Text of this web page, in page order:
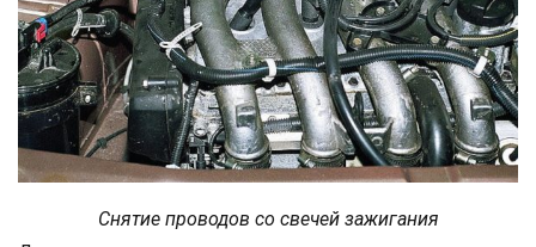
Снятие проводов со свечей зажигания